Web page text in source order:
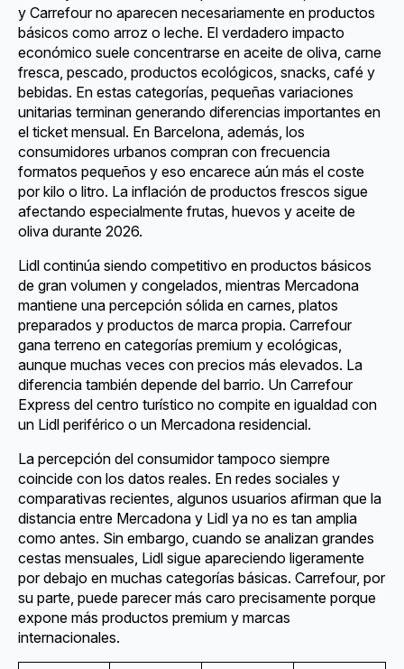
y Carrefour no aparecen necesariamente en productos
básicos como arroz o leche. El verdadero impacto
económico suele concentrarse en aceite de oliva, carne
fresca, pescado, productos ecológicos, snacks, café y
bebidas. En estas categorías, pequeñas variaciones
unitarias terminan generando diferencias importantes en
el ticket mensual. En Barcelona, además, los
consumidores urbanos compran con frecuencia
formatos pequeños y eso encarece aún más el coste
por kilo o litro. La inflación de productos frescos sigue
afectando especialmente frutas, huevos y aceite de
oliva durante 2026.
Lidl continúa siendo competitivo en productos básicos
de gran volumen y congelados, mientras Mercadona
mantiene una percepción sólida en carnes, platos
preparados y productos de marca propia. Carrefour
gana terreno en categorías premium y ecológicas,
aunque muchas veces con precios más elevados. La
diferencia también depende del barrio. Un Carrefour
Express del centro turístico no compite en igualdad con
un Lidl periférico o un Mercadona residencial.
La percepción del consumidor tampoco siempre
coincide con los datos reales. En redes sociales y
comparativas recientes, algunos usuarios afirman que la
distancia entre Mercadona y Lidl ya no es tan amplia
como antes. Sin embargo, cuando se analizan grandes
cestas mensuales, Lidl sigue apareciendo ligeramente
por debajo en muchas categorías básicas. Carrefour, por
su parte, puede parecer más caro precisamente porque
expone más productos premium y marcas
internacionales.